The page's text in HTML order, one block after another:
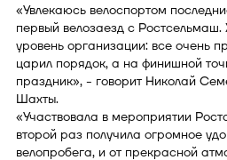
«Увлекаюсь велоспортом
первый велозаезд с Ростсельмаш.
уровень организации: все очень
царил порядок, а на финишной
праздник», - говорит Николай
Шахты.
«Участвовала в мероприятии
второй раз получила огромное
велопробега, и от прекрасной